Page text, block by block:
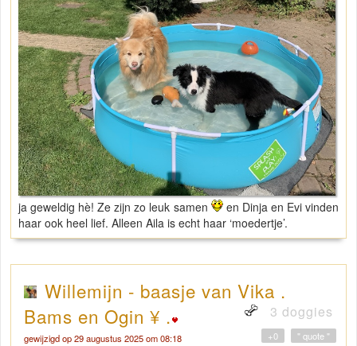
ja geweldig hè! Ze zijn zo leuk samen
en Dinja en Evi vinden
haar ook heel lief. Alleen Aila is echt haar ‘moedertje’.
Willemijn - baasje van Vika .
Bams en Ogin ¥ .
3 doggies
gewijzigd op 29 augustus 2025 om 08:18 " quote "
+0